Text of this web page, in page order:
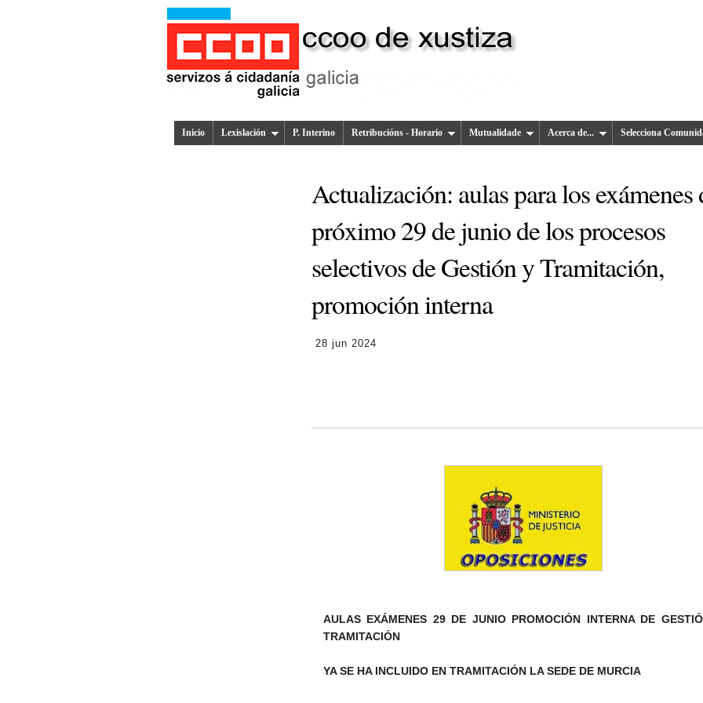
Inicio Lexislación P. Interino Retribucións - Horario Mutualidade Acerca de... Selecciona
Actualización: aulas para los exámenes
próximo 29 de junio de los procesos
selectivos de Gestión y Tramitación,
promoción interna
28 jun 2024
AULAS EXÁMENES 29 DE JUNIO PROMOCIÓN INTERNA DE
TRAMITACIÓN
YA SE HA INCLUIDO EN TRAMITACIÓN LA SEDE DE MURCIA